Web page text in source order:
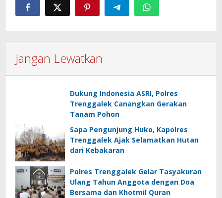
Jangan Lewatkan
Dukung Indonesia ASRI, Polres
Trenggalek Canangkan Gerakan
Tanam Pohon
Sapa Pengunjung Huko, Kapolres
Trenggalek Ajak Selamatkan Hutan
dari Kebakaran
Polres Trenggalek Gelar Tasyakuran
Ulang Tahun Anggota dengan Doa
Bersama dan Khotmil Quran